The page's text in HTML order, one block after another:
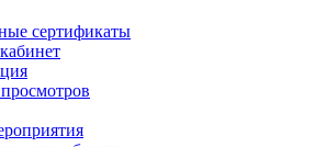
сертификаты